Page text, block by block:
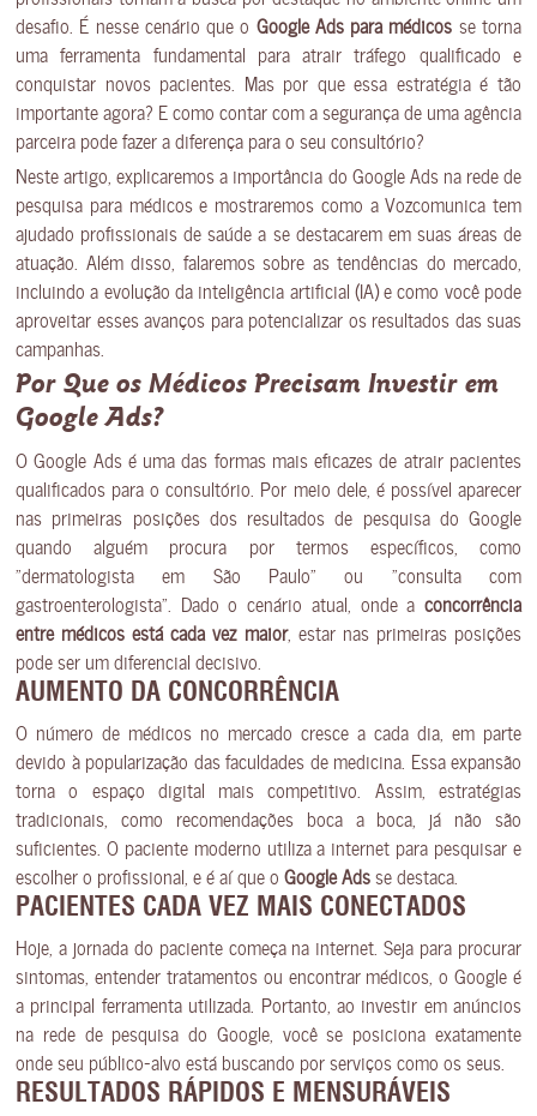
desafio. É nesse cenário que o Google Ads para médicos se torna
uma ferramenta fundamental para atrair tráfego qualificado e
conquistar novos pacientes. Mas por que essa estratégia é tão
importante agora? E como contar com a segurança de uma agência
parceira pode fazer a diferença para o seu consultório?
Neste artigo, explicaremos a importância do Google Ads na rede de
pesquisa para médicos e mostraremos como a Vozcomunica tem
ajudado profissionais de saúde a se destacarem em suas áreas de
atuação. Além disso, falaremos sobre as tendências do mercado,
incluindo a evolução da inteligência artificial (IA) e como você pode
aproveitar esses avanços para potencializar os resultados das suas
campanhas.
Por Que os Médicos Precisam Investir em
Google Ads?
O Google Ads é uma das formas mais eficazes de atrair pacientes
qualificados para o consultório. Por meio dele, é possível aparecer
nas primeiras posições dos resultados de pesquisa do Google
quando alguém procura por termos específicos, como
“dermatologista em São Paulo” ou “consulta com
gastroenterologista”. Dado o cenário atual, onde a concorrência
entre médicos está cada vez maior, estar nas primeiras posições
pode ser um diferencial decisivo.
AUMENTO DA CONCORRÊNCIA
O número de médicos no mercado cresce a cada dia, em parte
devido à popularização das faculdades de medicina. Essa expansão
torna o espaço digital mais competitivo. Assim, estratégias
tradicionais, como recomendações boca a boca, já não são
suficientes. O paciente moderno utiliza a internet para pesquisar e
escolher o profissional, e é aí que o Google Adsse destaca.
PACIENTES CADA VEZ MAIS CONECTADOS
Hoje, a jornada do paciente começa na internet. Seja para procurar
sintomas, entender tratamentos ou encontrar médicos, o Google é
a principal ferramenta utilizada. Portanto, ao investir em anúncios
na rede de pesquisa do Google, você se posiciona exatamente
onde seu público-alvo está buscando por serviços como os seus.
RESULTADOS RÁPIDOS E MENSURÁVEIS